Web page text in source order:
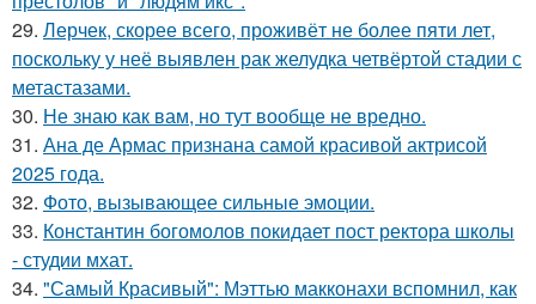
29. Лерчек, скорее всего, проживёт не более пяти лет,
поскольку у неё выявлен рак желудка четвёртой стадии с
метастазами.
30. Не знаю как вам, но тут вообще не вредно.
31. Ана де Армас признана самой красивой актрисой
2025 года.
32. Фото, вызывающее сильные эмоции.
33. Константин богомолов покидает пост ректора школы
- студии мхат.
34. "Самый Красивый": Мэттью макконахи вспомнил, как